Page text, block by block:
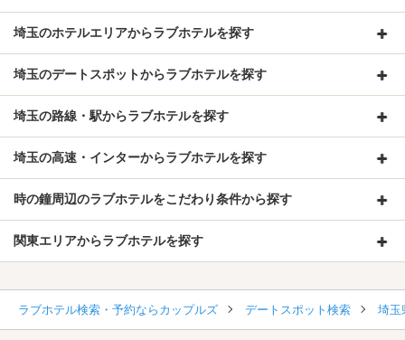
埼玉のホテルエリアからラブホテルを探す
埼玉のデートスポットからラブホテルを探す
埼玉の路線・駅からラブホテルを探す
埼玉の高速・インターからラブホテルを探す
時の鐘周辺のラブホテルをこだわり条件から探す
関東エリアからラブホテルを探す
ラブホテル検索・予約ならカップルズ デートスポット検索 埼玉